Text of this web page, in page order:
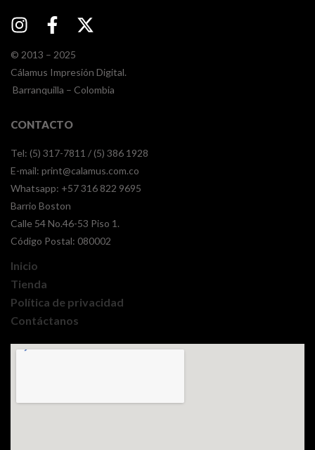
© 2013 – 2025
Cálamus Impresión Digital.
Barranquilla – Colombia
CONTACTO
Tel: (5) 317-7811 / (5) 386 1928
E-mail: print@calamus.com.co
Whatsapp: +57 316 822 9695
Barrio Boston
Calle 54 No.46-53 Piso 1.
Código Postal: 080002
Inicio
Tienda
Política de privacidad
Contáctanos